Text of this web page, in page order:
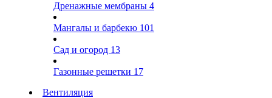
Дренажные мембраны 4
Мангалы и барбекю 101
Сад и огород 13
Газонные решетки 17
Вентиляция